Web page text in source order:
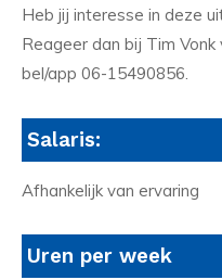
Heb jij interesse in deze
Reageer dan bij Tim
bel/app 06-15490856.
Salaris:
Afhankelijk van ervaring
Uren per week